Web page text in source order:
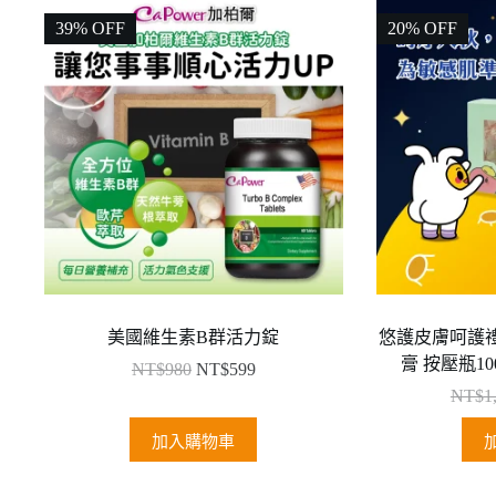
39% OFF
美國維生素B群活力錠
NT$980 NT$599
加入購物車
20% OFF
悠護皮膚呵護
膏 按壓瓶
NT$